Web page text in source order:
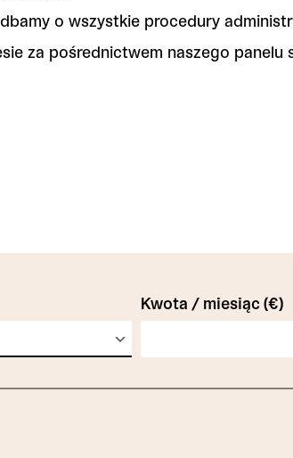
o wszystkie procedury
za pośrednictwem naszego panelu
Kwota / miesiąc (€)